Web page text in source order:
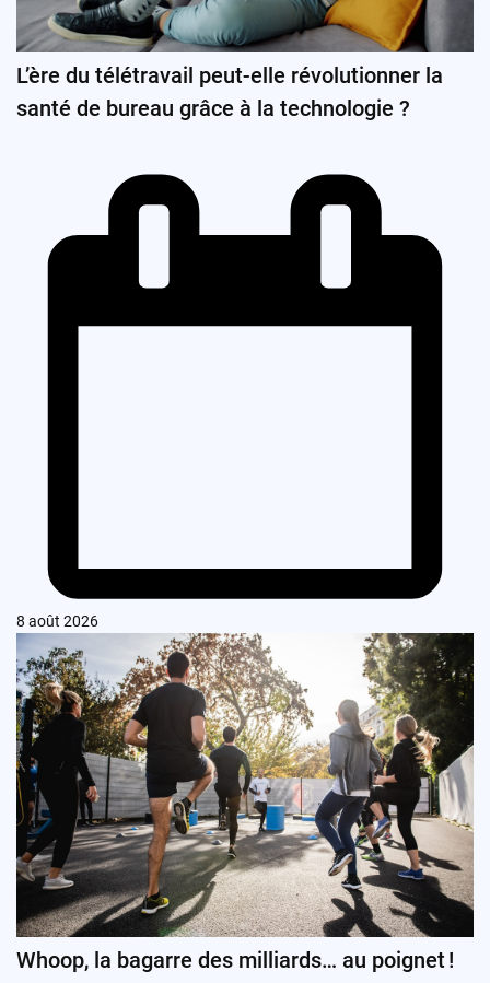
L’ère du télétravail peut-elle révolutionner la
santé de bureau grâce à la technologie ?
8 août 2026
Whoop, la bagarre des milliards… au poignet !